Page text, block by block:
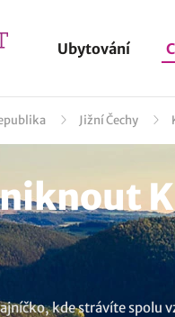
Ubytování
Jižní Čechy
kde strávíte spolu